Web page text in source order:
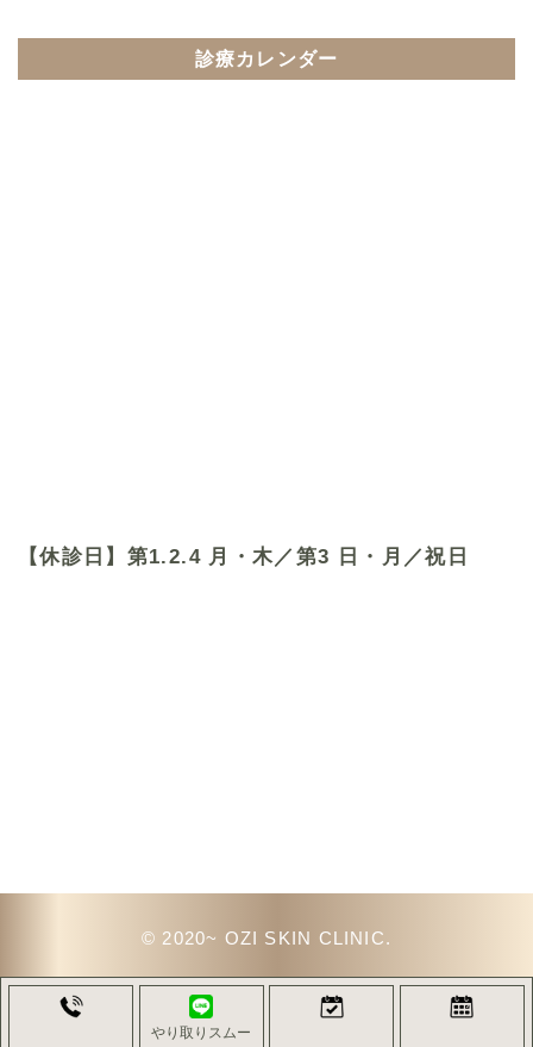
診療カレンダー
【休診日】第1.2.4 月・木／第3 日・月／祝日
© 2020~ OZI SKIN CLINIC.
やり取りスムー